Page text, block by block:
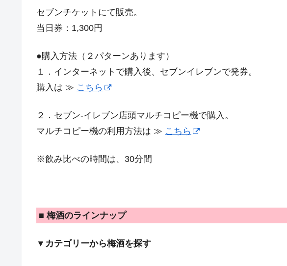
セブンチケットにて販売。
当日券：1,300円
●購入方法（２パターンあります）
１．インターネットで購入後、セブンイレブンで発券。
購入は ≫ こちら
２．セブン-イレブン店頭マルチコピー機で購入。
マルチコピー機の利用方法は ≫ こちら
※飲み比べの時間は、30分間
■ 梅酒のラインナップ
▼カテゴリーから梅酒を探す